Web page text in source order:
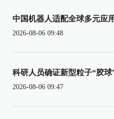
中国机器人适配全球多元应
2026-08-06 09:48
科研人员确证新型粒子“胶球
2026-08-06 09:47